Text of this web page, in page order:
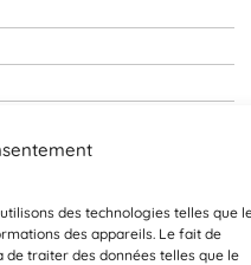
des technologies telles que
des appareils. Le fait de
traiter des données telles que le